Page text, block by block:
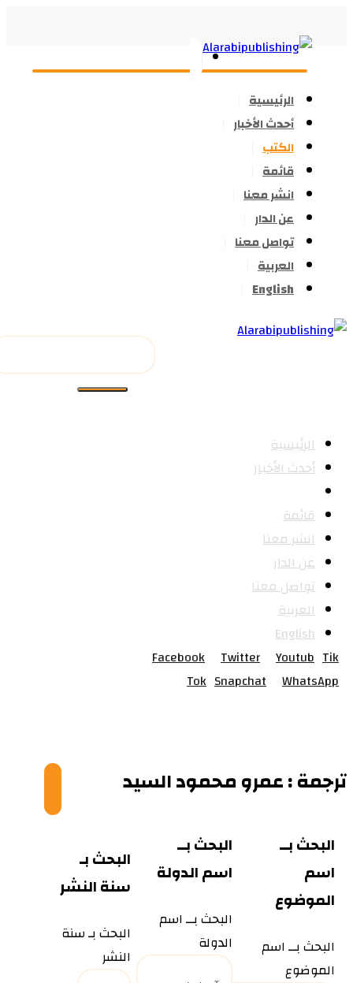
الرئيسية
أحدث الأخبار
الكتب
قائمة
انشر معنا
عن الدار
تواصل معنا
العربية
English
الرئيسية
أحدث الأخبار
قائمة
انشر معنا
عن الدار
تواصل معنا
العربية
English
Facebook
Twitter Youtub Tik
Tok Snapchat
WhatsApp
ترجمة : عمرو محمود السيد
البحث بــ
اسم
الموضوع
البحث بــ اسم
الموضوع
البحث بــ
اسم الدولة
البحث بــ اسم
الدولة
البحث بـ
سنة النشر
البحث بـ سنة
النشر